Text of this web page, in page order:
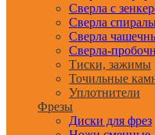
Сверла с
Сверла
Сверла
Сверла-
Тиски, зажимы
Точильные
Уплотнители
Фрезы
Диски для фрез